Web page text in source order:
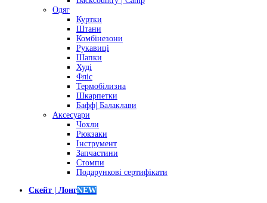
Одяг
Куртки
Штани
Комбінезони
Рукавиці
Шапки
Худі
Фліс
Термобілизна
Шкарпетки
Бафф| Балаклави
Аксесуари
Чохли
Рюкзаки
Інструмент
Запчастини
Стомпи
Подарункові сертифікати
Скейт | ЛонгNEW